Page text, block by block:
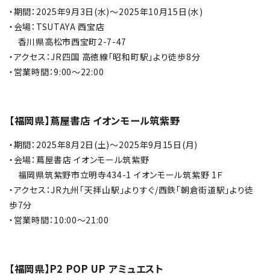
・期間：2025年9月3日(水)～2025年10月15日(水)
・会場：TSUTAYA 西宝店
香川県高松市西宝町2-7-47
・アクセス：JR四国 高徳線「昭和町駅」より徒歩8分
・営業時間：9:00～22:00
【福岡県】蔦屋書店 イオンモール筑紫野
・期間：2025年8月2日(土)～2025年9月15日(月)
・会場：蔦屋書店 イオンモール筑紫野
福岡県筑紫野市立明寺434-1 イオンモール筑紫野 1Ｆ
・アクセス：JR九州「天拝山駅」よりすぐ/西鉄「朝倉街道駅」より徒
歩7分
・営業時間：10:00～21:00
【福岡県】P2 POP UP アミュエスト